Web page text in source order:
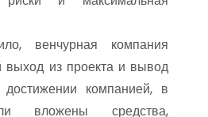
венчурная компания
выход из проекта и вывод
компанией, в
вложены средства,